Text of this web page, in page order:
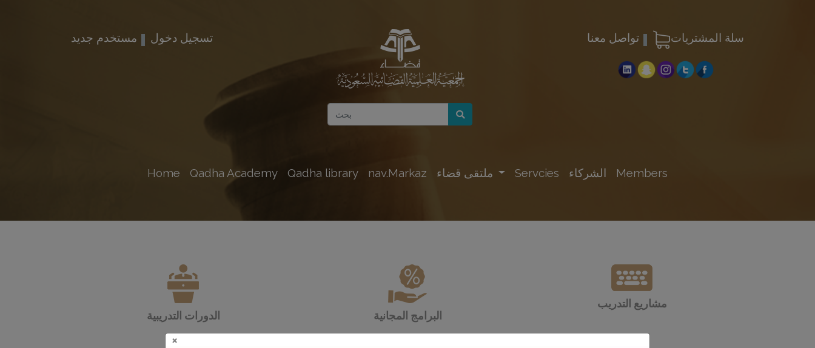
مستخدم جديد تسجيل دخول تواصل معنا سلة المشتريات
Home Qadha Academy Qadha library nav.Markaz Servcies الشركاء Members
الدورات التدريبية البرامج المجانية
مشاريع التدريب
×